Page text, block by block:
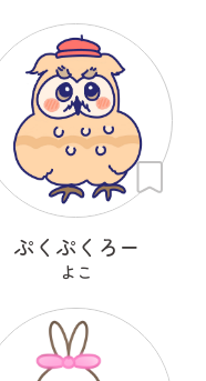
ぷくぷくろー
よこ